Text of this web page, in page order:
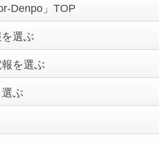
Denpo」TOP
選ぶ
を選ぶ
ぶ